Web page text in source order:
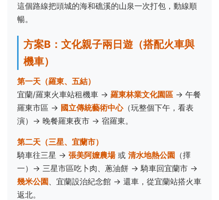
這個路線把頭城的海和礁溪的山泉一次打包，動線順
暢。
方案B：文化親子兩日遊（搭配火車與
機車）
第一天（羅東、五結）
宜蘭/羅東火車站租機車 → 羅東林業文化園區 → 午餐
羅東市區 → 國立傳統藝術中心（玩整個下午，看表
演）→ 晚餐羅東夜市 → 宿羅東。
第二天（三星、宜蘭市）
騎車往三星 → 張美阿嬤農場或 清水地熱公園 （擇
一）→ 三星市區吃卜肉、蔥油餅 → 騎車回宜蘭市 →
幾米公園 、宜蘭設治紀念館 → 還車，從宜蘭站搭火車
返北。